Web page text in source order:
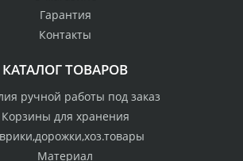
Гарантия
Контакты
КАТАЛОГ ТОВАРОВ
ручной работы под заказ
Корзины для хранения
Материал